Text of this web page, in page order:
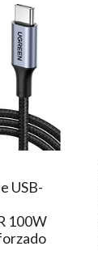
USB-
100W